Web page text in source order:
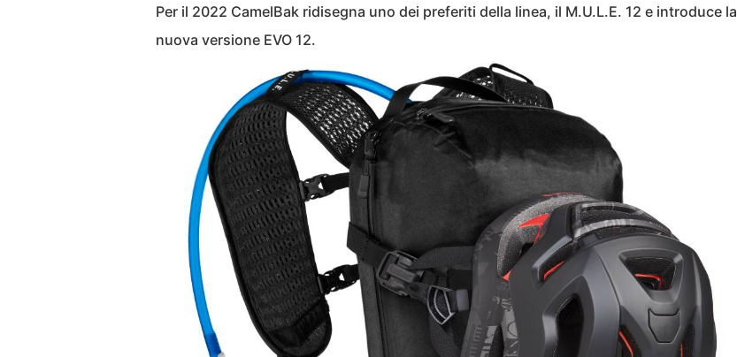
Per il 2022 CamelBak ridisegna uno dei preferiti della linea, il M.U.L.E. 12 e introduce la
nuova versione EVO 12.